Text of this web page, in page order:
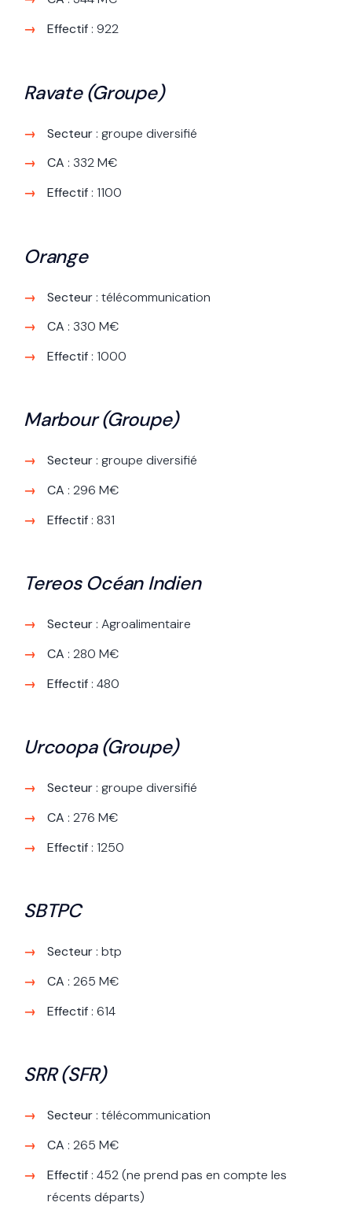
Effectif : 922
Ravate (Groupe)
Secteur : groupe diversifié
CA : 332 M€
Effectif : 1100
Orange
Secteur : télécommunication
CA : 330 M€
Effectif : 1000
Marbour (Groupe)
Secteur : groupe diversifié
CA : 296 M€
Effectif : 831
Tereos Océan Indien
Secteur : Agroalimentaire
CA : 280 M€
Effectif : 480
Urcoopa (Groupe)
Secteur : groupe diversifié
CA : 276 M€
Effectif : 1250
SBTPC
Secteur : btp
CA : 265 M€
Effectif : 614
SRR (SFR)
Secteur : télécommunication
CA : 265 M€
Effectif : 452 (ne prend pas en compte les
récents départs)